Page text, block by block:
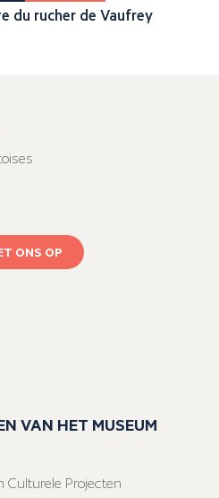
du rucher de Vaufrey
ONS OP
VAN HET MUSEUM
Culturele Projecten